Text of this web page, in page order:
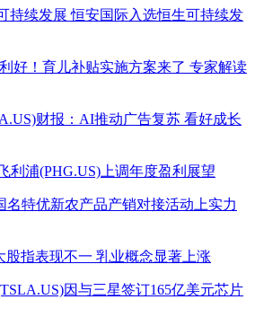
持续发展 恒安国际入选恒生可持续发
好！育儿补贴实施方案来了 专家解读
财报：AI推动广告复苏 看好成长
利浦(PHG.US)上调年度盈利展望
名特优新农产品产销对接活动上实力
股指表现不一 乳业概念显著上涨
因与三星签订165亿美元芯片